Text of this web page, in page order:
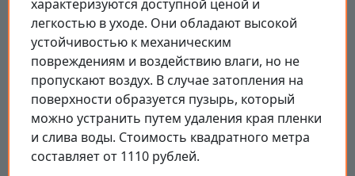
характеризуются доступной ценой и
легкостью в уходе. Они обладают высокой
устойчивостью к механическим
повреждениям и воздействию влаги, но не
пропускают воздух. В случае затопления на
поверхности образуется пузырь, который
можно устранить путем удаления края пленки
и слива воды. Стоимость квадратного метра
составляет от 1110 рублей.